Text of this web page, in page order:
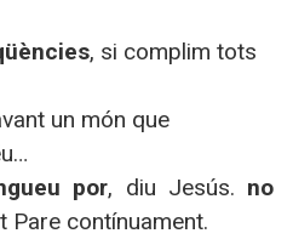
, si complim tots
un món que
por, diu Jesús. no
Pare contínuament.